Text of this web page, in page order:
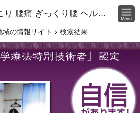
中国整体院 火龍 (肩こり 腰痛 ぎっくり腰 ヘルニア)
の情報サイト 検索結果